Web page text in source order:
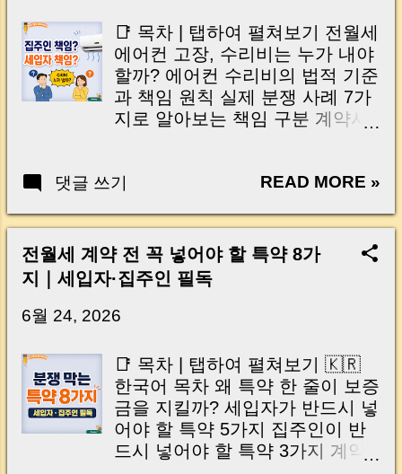
Accident Quick Traffic Accident
Checklist 교통사고는 '사고'보다
'대처'가 더 중요합니다 교통사고
는 아무리 안전운전을 해도 상대
방의 실수로 갑작스럽게 발생할
수 있습니다. 하지만 많은 사람들
못된 대처 때문에 더 큰 손해를 입
는 경우가 적지 않습니다. 현장에
서 당황한 나머지 보험사와 서둘
확인하지 않은 채 치료를 끝냈다
가 후유증으로 오랫동안 고생하
정에서 알아두면 도움이 되는 사
담을 겪는 경우도 있습니다. 특히
50대 이후에는 치료비뿐 아니라
노후 자산과 각종 사회보장 제도
까지 함께 고려해야 하는 만큼, 처
음부터 올바르게 대응하는 것 이
📑 목차 | 탭하여 펼쳐보기 전월세
에어컨 고장, 수리비는 누가 내야
할까? 에어컨 수리비의 법적 기준
과 책임 원칙 실제 분쟁 사례 7가
지로 알아보는 책임 구분 계약서
할 실무 팁 자주 묻는 질문 Q&A
Click to Expand Who Pays for Air
Conditioner Repairs in Rental
Homes? Legal Principles Behind
Repair Responsibility Seven
Real-Life Dispute Cases
Contract Clauses for AC Issues
Practical Tips for Landlords and
Tenants Frequently Asked
Questions Conclusion 전월세 에
어컨 고장, 수리비는 누가 내야 할
까? 📌 여름철 전월세 분쟁에서
댓글 쓰기 READ MORE »
전월세 계약 전 꼭 넣어야 할 특약 8가
지｜세입자·집주인 필독
6월 24, 2026
📑 목차 | 탭하여 펼쳐보기 🇰🇷
한국어 목차 왜 특약 한 줄이 보증
금을 지킬까? 세입자가 반드시 넣
어야 할 특약 5가지 집주인이 반
드시 넣어야 할 특약 3가지 계약